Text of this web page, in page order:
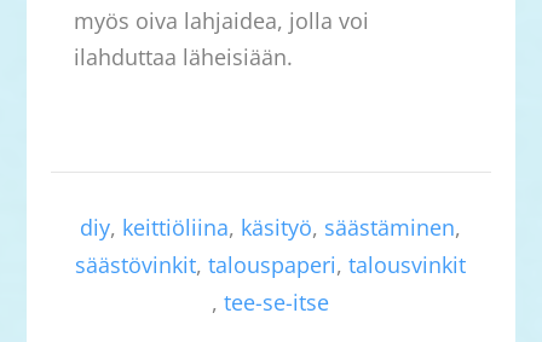
myös oiva lahjaidea, jolla voi
ilahduttaa läheisiään.
diy, keittiöliina, käsityö, säästäminen,
säästövinkit,talouspaperi,talousvinkit
,tee-se-itse